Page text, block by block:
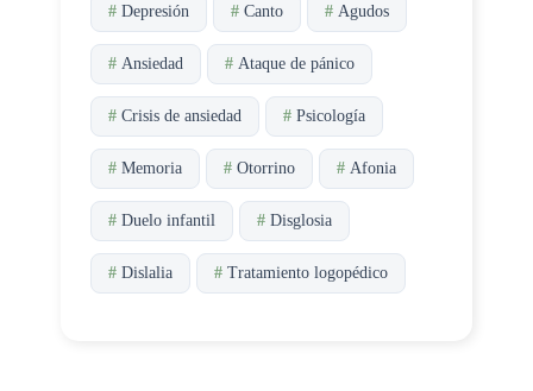
# Depresión # Canto # Agudos
# Ansiedad # Ataque de pánico
# Crisis de ansiedad # Psicología
# Memoria # Otorrino # Afonia
# Duelo infantil # Disglosia
# Dislalia # Tratamiento logopédico